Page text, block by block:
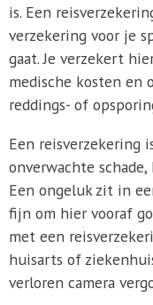
is. Een
verzekering voor je
gaat. Je verzekert
medische kosten en
reddings- of
Een reisverzekering
onverwachte
Een ongeluk zit in
fijn om hier vooraf
met een
huisarts of
verloren camera